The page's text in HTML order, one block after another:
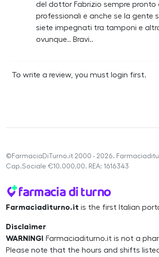
del dottor Fabrizio sempre pronto
professionali e anche se la gente
siete impegnati tra tamponi e
ovunque.. Bravi..
To write a review, you must login first.
©FarmaciaDiTurno.it 2000 - 2026.
Cap.Sociale €10.000,00. REA: 1616343
Farmaciaditurno.it is the first Italian
Disclaimer
WARNING! Farmaciaditurno.it is not a
Please note that the hours and shifts